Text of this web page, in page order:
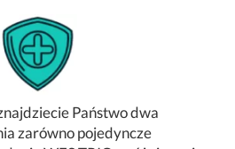
Państwo dwa
zarówno pojedyncze